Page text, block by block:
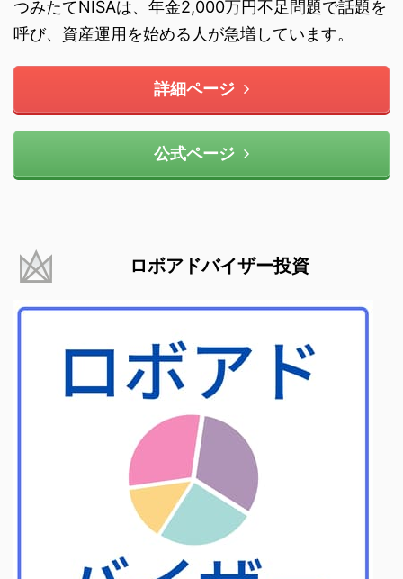
つみたてNISAは、年金2,000万円不足問題で話題を
呼び、資産運用を始める人が急増しています。
詳細ページ
公式ページ
ロボアドバイザー投資